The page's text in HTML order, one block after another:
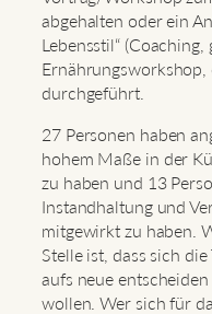
abgehalten oder ein
Lebensstil“
Ernährungsworkshop,
durchgeführt.
27 Personen haben
hohem Maße in der
zu haben und 13
Instandhaltung und
mitgewirkt zu haben.
Stelle ist, dass sich
aufs neue
wollen. Wer sich für